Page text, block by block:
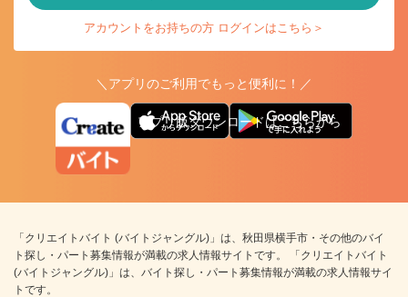
アカウントをお持ちの方 ログインはこちら＞
＼アプリのご利用でもっと便利に！／
アプリ版ダウンロードはこちらから
「クリエイトバイト (バイトジャングル)」は、秋田県横手市・その他のバイ
ト探し・パート募集情報が満載の求人情報サイトです。 「クリエイトバイト
(バイトジャングル)」は、バイト探し・パート募集情報が満載の求人情報サイ
トです。